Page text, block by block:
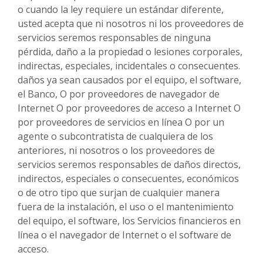
o cuando la ley requiere un estándar diferente,
usted acepta que ni nosotros ni los proveedores de
servicios seremos responsables de ninguna
pérdida, daño a la propiedad o lesiones corporales,
indirectas, especiales, incidentales o consecuentes.
daños ya sean causados por el equipo, el software,
el Banco, O por proveedores de navegador de
Internet O por proveedores de acceso a Internet O
por proveedores de servicios en línea O por un
agente o subcontratista de cualquiera de los
anteriores, ni nosotros o los proveedores de
servicios seremos responsables de daños directos,
indirectos, especiales o consecuentes, económicos
o de otro tipo que surjan de cualquier manera
fuera de la instalación, el uso o el mantenimiento
del equipo, el software, los Servicios financieros en
línea o el navegador de Internet o el software de
acceso.